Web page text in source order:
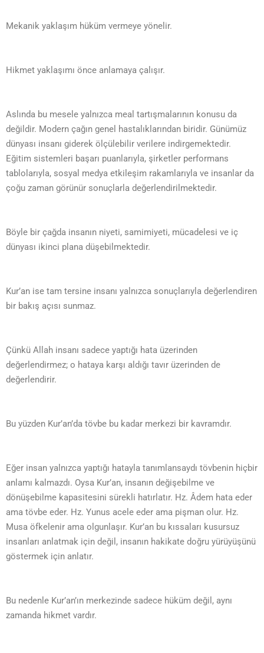
Mekanik yaklaşım hüküm vermeye yönelir.
Hikmet yaklaşımı önce anlamaya çalışır.
Aslında bu mesele yalnızca meal tartışmalarının konusu da
değildir. Modern çağın genel hastalıklarından biridir. Günümüz
dünyası insanı giderek ölçülebilir verilere indirgemektedir.
Eğitim sistemleri başarı puanlarıyla, şirketler performans
tablolarıyla, sosyal medya etkileşim rakamlarıyla ve insanlar da
çoğu zaman görünür sonuçlarla değerlendirilmektedir.
Böyle bir çağda insanın niyeti, samimiyeti, mücadelesi ve iç
dünyası ikinci plana düşebilmektedir.
Kur’an ise tam tersine insanı yalnızca sonuçlarıyla değerlendiren
bir bakış açısı sunmaz.
Çünkü Allah insanı sadece yaptığı hata üzerinden
değerlendirmez; o hataya karşı aldığı tavır üzerinden de
değerlendirir.
Bu yüzden Kur’an’da tövbe bu kadar merkezi bir kavramdır.
Eğer insan yalnızca yaptığı hatayla tanımlansaydı tövbenin hiçbir
anlamı kalmazdı. Oysa Kur’an, insanın değişebilme ve
dönüşebilme kapasitesini sürekli hatırlatır. Hz. Âdem hata eder
ama tövbe eder. Hz. Yunus acele eder ama pişman olur. Hz.
Musa öfkelenir ama olgunlaşır. Kur’an bu kıssaları kusursuz
insanları anlatmak için değil, insanın hakikate doğru yürüyüşünü
göstermek için anlatır.
Bu nedenle Kur’an’ın merkezinde sadece hüküm değil, aynı
zamanda hikmet vardır.